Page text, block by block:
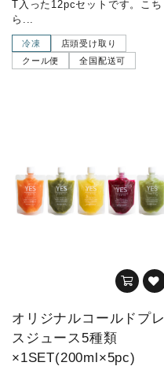
T入った12pcセットです。こち
ら...
冷凍
店頭受け取り
クール便
全国配送可
オリジナルコールドプレ
スジュース5種類
×1SET(200ml×5pc)